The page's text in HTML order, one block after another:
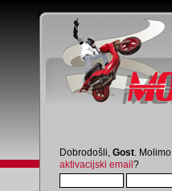
Dobrodošli, Gost . Molimo
aktivacijski email?